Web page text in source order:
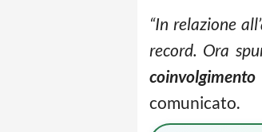
“In relazione
record. Ora
comunicato.